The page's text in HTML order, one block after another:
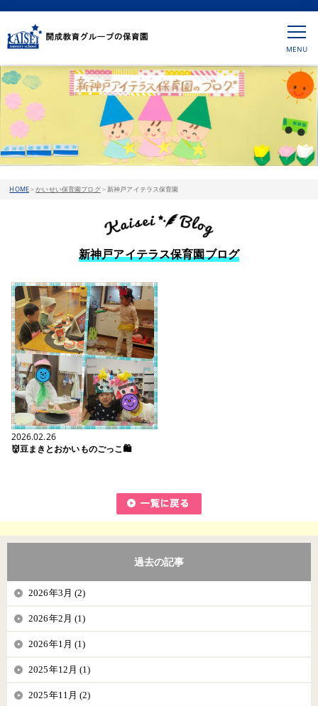
HOME>かいせい保育園ブログ>新神戸アイテラス保育園
新神戸アイテラス保育園ブログ
2026.02.26
👹豆まきとおかいものごっこ🛍
過去の記事
2026年3月 (2)
2026年2月 (1)
2026年1月 (1)
2025年12月 (1)
2025年11月 (2)